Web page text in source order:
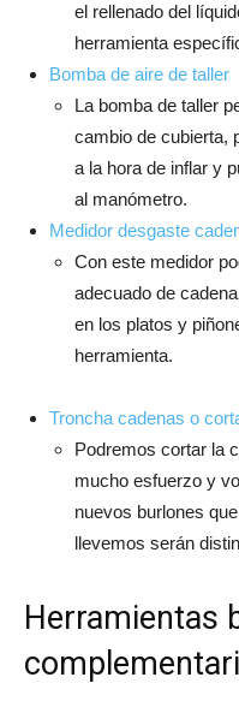
el rellenado del
herramienta
Bomba de aire de taller
La bomba de taller
cambio de cubierta,
a la hora de inflar y
al manómetro.
Medidor desgaste
Con este medidor
adecuado de
en los platos y
herramienta.
Troncha cadenas o
Podremos cortar la
mucho esfuerzo y
nuevos burlones
llevemos serán
Herramientas